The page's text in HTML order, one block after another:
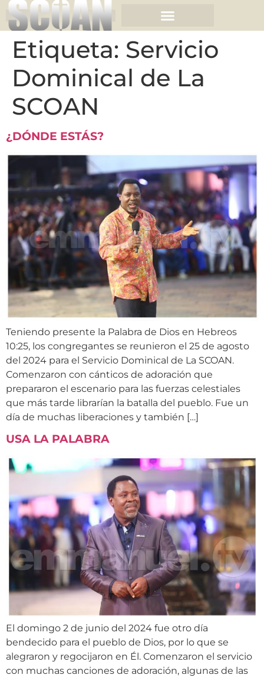
Etiqueta: Servicio
Dominical de La
SCOAN
¿DÓNDE ESTÁS?
Teniendo presente la Palabra de Dios en Hebreos
10:25, los congregantes se reunieron el 25 de agosto
del 2024 para el Servicio Dominical de La SCOAN.
Comenzaron con cánticos de adoración que
prepararon el escenario para las fuerzas celestiales
que más tarde librarían la batalla del pueblo. Fue un
día de muchas liberaciones y también […]
USA LA PALABRA
El domingo 2 de junio del 2024 fue otro día
bendecido para el pueblo de Dios, por lo que se
alegraron y regocijaron en Él. Comenzaron el servicio
con muchas canciones de adoración, algunas de las